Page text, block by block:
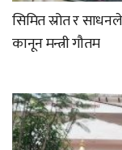
सिमित स्रोत र
कानून मन्त्री गौतम